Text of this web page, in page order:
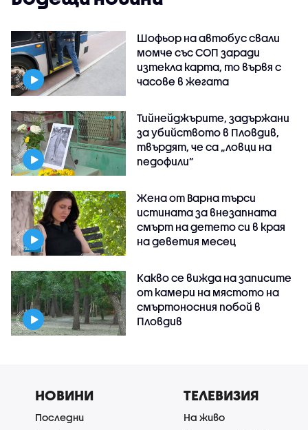
Шофьор на автобус свали
момче със СОП заради
изтекла карта, то вървя с
часове в жегата
Тийнейджърите, задържани
за убийството в Пловдив,
твърдят, че са „ловци на
педофили”
Жена от Варна търси
истината за внезапната
смърт на детето си в края
на деветия месец
Какво се вижда на записите
от камери на мястото на
смъртоносния побой в
Пловдив
НОВИНИ
Последни
ТЕЛЕВИЗИЯ
На живо